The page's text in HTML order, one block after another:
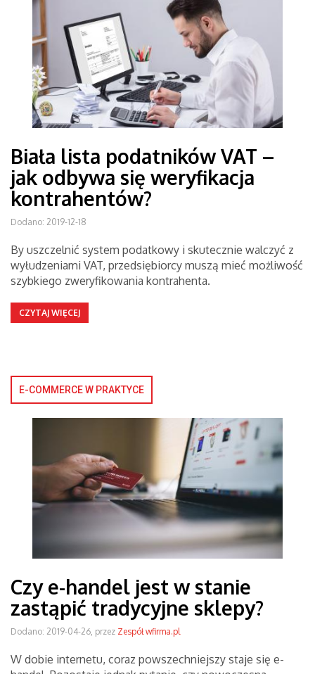
Biała lista podatników VAT –
jak odbywa się weryfikacja
kontrahentów?
Dodano: 2019-12-18
By uszczelnić system podatkowy i skutecznie walczyć z
wyłudzeniami VAT, przedsiębiorcy muszą mieć możliwość
szybkiego zweryfikowania kontrahenta.
CZYTAJ WIĘCEJ
E-COMMERCE W PRAKTYCE
Czy e-handel jest w stanie
zastąpić tradycyjne sklepy?
Dodano: 2019-04-26, przez Zespół wfirma.pl
W dobie internetu, coraz powszechniejszy staje się e-